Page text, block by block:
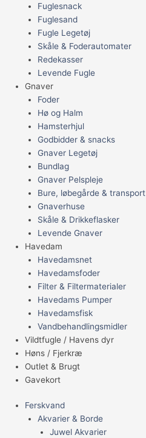
Fuglesnack
Fuglesand
Fugle Legetøj
Skåle & Foderautomater
Redekasser
Levende Fugle
Gnaver
Foder
Hø og Halm
Hamsterhjul
Godbidder & snacks
Gnaver Legetøj
Bundlag
Gnaver Pelspleje
Bure, løbegårde & transport
Gnaverhuse
Skåle & Drikkeflasker
Levende Gnaver
Havedam
Havedamsnet
Havedamsfoder
Filter & Filtermaterialer
Havedams Pumper
Havedamsfisk
Vandbehandlingsmidler
Vildtfugle / Havens dyr
Høns / Fjerkræ
Outlet & Brugt
Gavekort
Ferskvand
Akvarier & Borde
Juwel Akvarier